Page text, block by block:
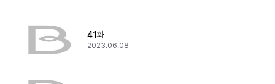
41화
2023.06.08